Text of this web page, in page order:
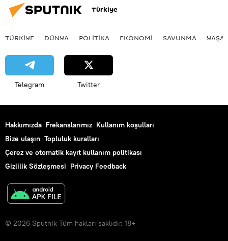
Türkiye
TÜRKIYE DÜNYA POLİTİKA EKONOMİ SAVUNMA
Telegram Twitter
Hakkımızda Frekanslarımız Kullanım koşulları
Bize ulaşın Topluluk kuralları
Çerez ve otomatik kayıt kullanım politikası
Gizlilik Sözleşmesi Privacy Feedback
© 2026 Sputnik Tüm hakları saklıdır. 18+